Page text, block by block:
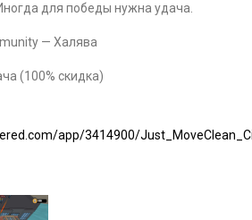
для победы нужна удача.
— Халява
(100% скидка)
app/3414900/